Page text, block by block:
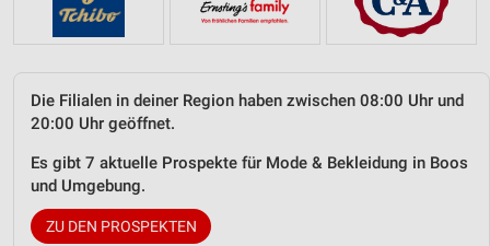
Die Filialen in deiner Region haben zwischen 08:00 Uhr und
20:00 Uhr geöffnet.
Es gibt 7 aktuelle Prospekte für Mode & Bekleidung in Boos
und Umgebung.
ZU DEN PROSPEKTEN